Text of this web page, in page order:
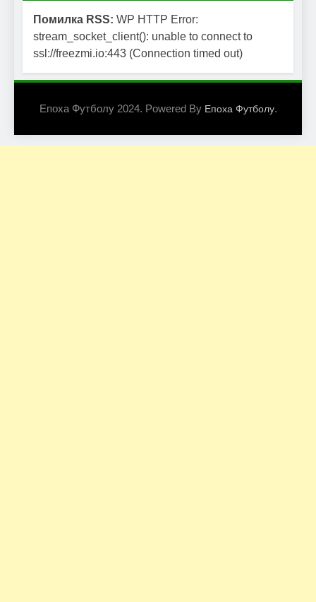
Помилка RSS: WP HTTP Error:
stream_socket_client(): unable to connect to
ssl://freezmi.io:443 (Connection timed out)
Епоха Футболу 2024. Powered By Епоха Футболу.